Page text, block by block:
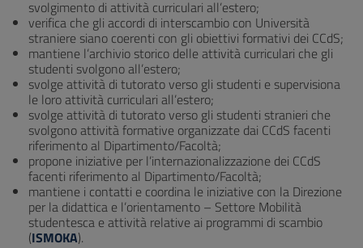
svolgimento di attività curriculari all’estero;
verifica che gli accordi di interscambio con Università
straniere siano coerenti con gli obiettivi formativi dei CCdS;
mantiene l’archivio storico delle attività curriculari che gli
studenti svolgono all’estero;
svolge attività di tutorato verso gli studenti e supervisiona
le loro attività curriculari all’estero;
svolge attività di tutorato verso gli studenti stranieri che
svolgono attività formative organizzate dai CCdS facenti
riferimento al Dipartimento/Facoltà;
propone iniziative per l’internazionalizzazione dei CCdS
facenti riferimento al Dipartimento/Facoltà;
mantiene i contatti e coordina le iniziative con la Direzione
per la didattica e l’orientamento – Settore Mobilità
studentesca e attività relative ai programmi di scambio
(ISMOKA).